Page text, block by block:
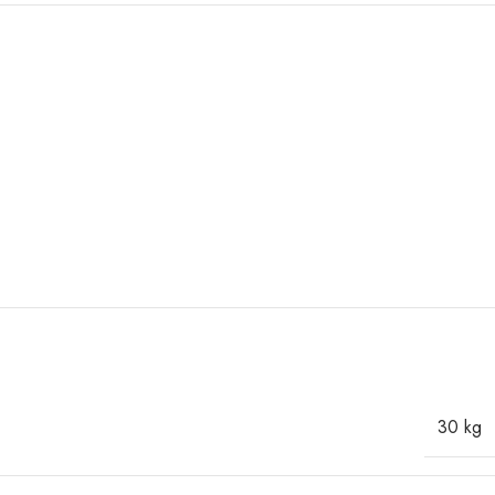
30 kg